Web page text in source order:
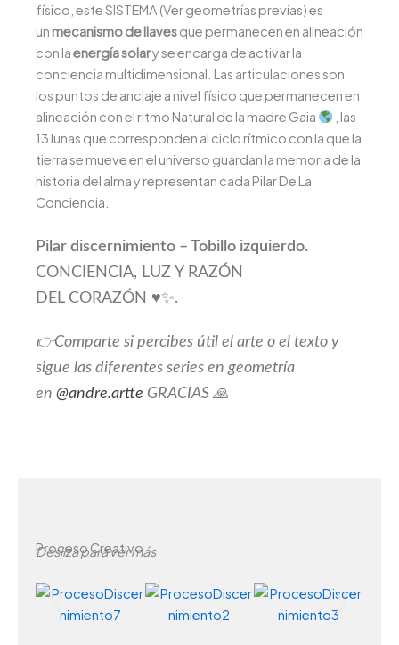
físico, este SISTEMA (Ver geometrías previas) es
un mecanismo de llavesque permanecen en alineación
con laenergía solary se encarga de activar la
conciencia multidimensional. Las articulaciones son
los puntos de anclaje a nivel físico que permanecen en
alineación con el ritmo Natural de la madre Gaia
, las
13 lunas que corresponden al ciclo rítmico con la que la
tierra se mueve en el universo guardan la memoria de la
historia del alma y representan cada Pilar De La
Conciencia.
Pilar discernimiento – Tobillo izquierdo.
CONCIENCIA, LUZ Y RAZÓN
DEL CORAZÓN ♥️✨.
👉Comparte si percibes útil el arte o el texto y
sigue las diferentes series en geometría
en @andre.artte GRACIAS 🙏
Proceso Creativo
Desliza para ver más